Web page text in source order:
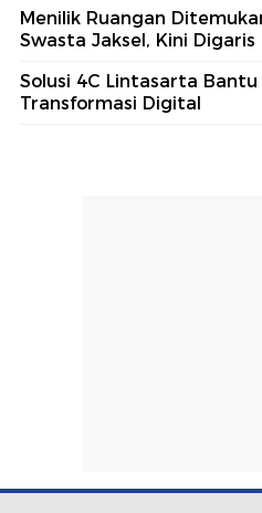
Menilik Ruangan
Swasta Jaksel, Kini Digaris
Solusi 4C Lintasarta
Transformasi Digital